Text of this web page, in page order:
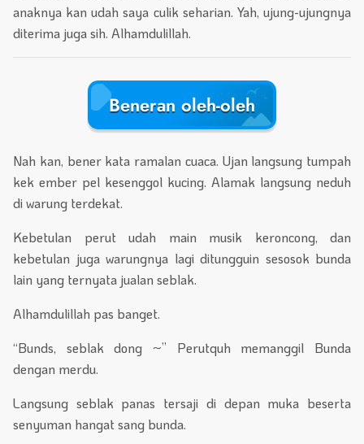
anaknya kan udah saya culik seharian. Yah, ujung-ujungnya
diterima juga sih. Alhamdulillah.
Beneran oleh-oleh
Nah kan, bener kata ramalan cuaca. Ujan langsung tumpah
kek ember pel kesenggol kucing. Alamak langsung neduh
di warung terdekat.
Kebetulan perut udah main musik keroncong, dan
kebetulan juga warungnya lagi ditungguin sesosok bunda
lain yang ternyata jualan seblak.
Alhamdulillah pas banget.
“Bunds, seblak dong ~” Perutquh memanggil Bunda
dengan merdu.
Langsung seblak panas tersaji di depan muka beserta
senyuman hangat sang bunda.